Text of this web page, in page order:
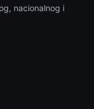
nacionalnog i